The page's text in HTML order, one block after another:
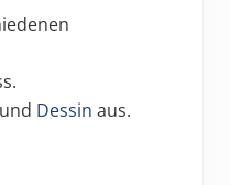
Dessin aus.